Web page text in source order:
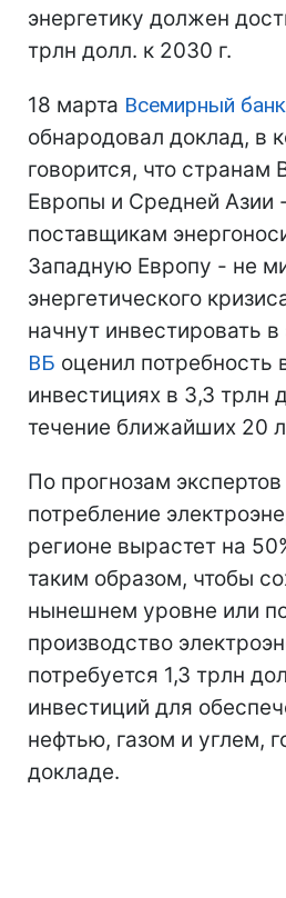
энергетику должен
трлн долл. к 2030 г.
18 марта Всемирный банк
обнародовал доклад, в
говорится, что странам
Европы и Средней Азии
поставщикам
Западную Европу - не
энергетического
начнут инвестировать в
ВБ оценил потребность
инвестициях в 3,3 трлн
течение ближайших 20
По прогнозам экспертов
потребление
регионе вырастет на
таким образом, чтобы
нынешнем уровне или
производство
потребуется 1,3 трлн
инвестиций для
нефтью, газом и углем,
докладе.